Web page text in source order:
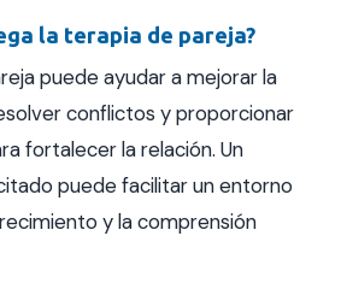
la terapia de pareja?
puede ayudar a mejorar la
conflictos y proporcionar
fortalecer la relación. Un
puede facilitar un entorno
y la comprensión